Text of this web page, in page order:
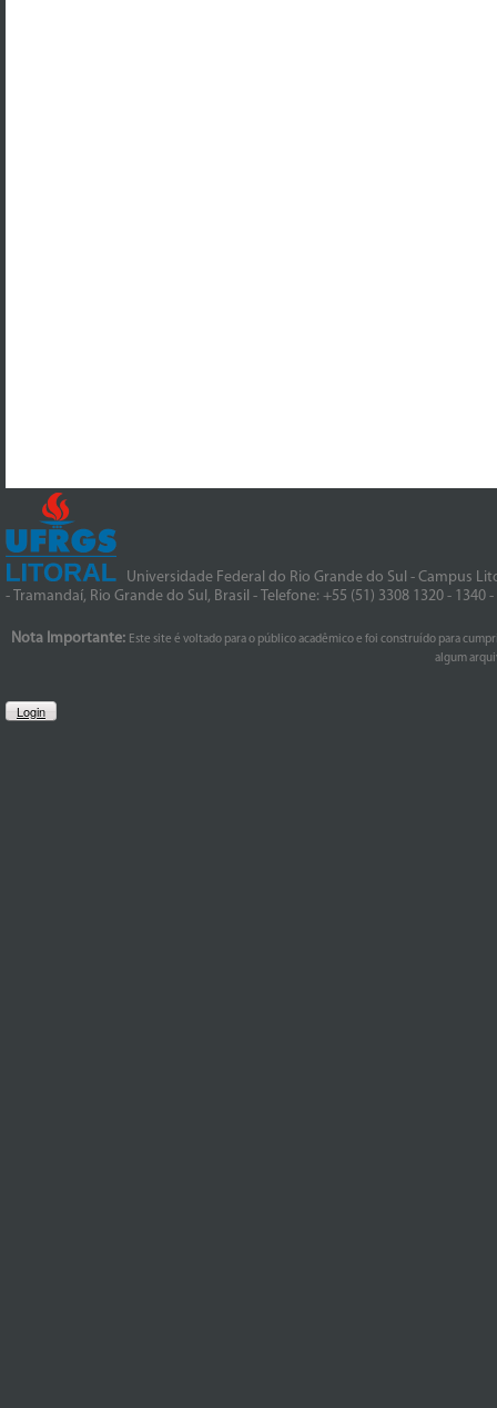
Universidade Federal do Rio Grande do Sul - Campus
- Tramandaí, Rio Grande do Sul, Brasil - Telefone: +55 (51) 3308 1320 - 1340
Nota Importante: Este site é voltado para o público acadêmico e foi construído para
algum
Login